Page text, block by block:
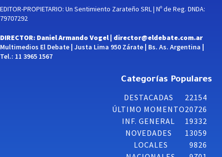
EDITOR-PROPIETARIO: Un Sentimiento Zarateño SRL | Nº de Reg. DNDA:
79707292
DIRECTOR: Daniel Armando Vogel | director@eldebate.com.ar
Multimedios El Debate | Justa Lima 950 Zárate | Bs. As. Argentina |
Tel.: 11 3965 1567
Categorías Populares
DESTACADAS
22154
ÚLTIMO MOMENTO20726
INF. GENERAL
19332
NOVEDADES
13059
LOCALES
9826